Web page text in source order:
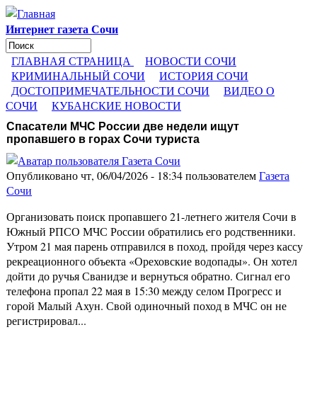
Перейти к основному содержанию
Интернет газета Сочи
Форма поиска
Поиск
ГЛАВНАЯ СТРАНИЦА
НОВОСТИ СОЧИ
КРИМИНАЛЬНЫЙ СОЧИ
ИСТОРИЯ СОЧИ
ДОСТОПРИМЕЧАТЕЛЬНОСТИ СОЧИ
ВИДЕО О
СОЧИ
КУБАНСКИЕ НОВОСТИ
Спасатели МЧС России две недели ищут
пропавшего в горах Сочи туриста
Опубликовано чт, 06/04/2026 - 18:34 пользователемГазета
Сочи
Организовать поиск пропавшего 21-летнего жителя Сочи в
Южный РПСО МЧС России обратились его родственники.
Утром 21 мая парень отправился в поход, пройдя через кассу
рекреационного объекта «Ореховские водопады». Он хотел
дойти до ручья Сванидзе и вернуться обратно. Сигнал его
телефона пропал 22 мая в 15:30 между селом Прогресс и
горой Малый Ахун. Свой одиночный поход в МЧС он не
регистрировал...